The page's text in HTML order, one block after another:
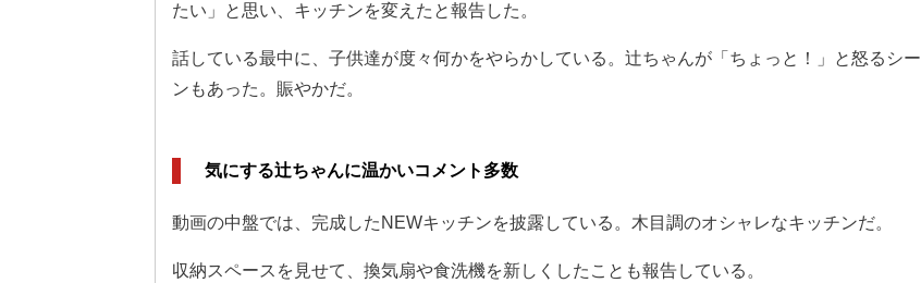
たい」と思い、キッチンを変えたと報告した。
話している最中に、子供達が度々何かをやらかしている。辻ちゃんが「ちょっと！」と怒るシー
ンもあった。賑やかだ。
気にする辻ちゃんに温かいコメント多数
動画の中盤では、完成したNEWキッチンを披露している。木目調のオシャレなキッチンだ。
収納スペースを見せて、換気扇や食洗機を新しくしたことも報告している。